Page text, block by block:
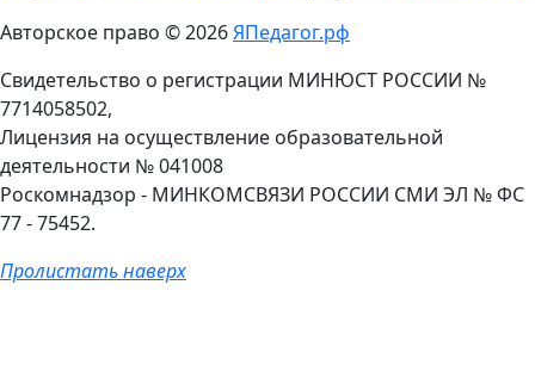
Авторское право © 2026ЯПедагог.рф
Свидетельство о регистрации МИНЮСТ РОССИИ №
7714058502,
Лицензия на осуществление образовательной
деятельности № 041008
Роскомнадзор - МИНКОМСВЯЗИ РОССИИ СМИ ЭЛ № ФС
77 - 75452.
Пролистать наверх